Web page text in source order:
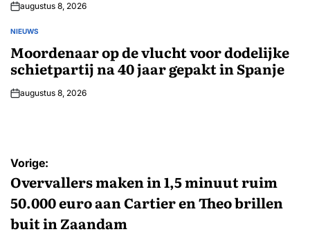
augustus 8, 2026
GEPLAATST
NIEUWS
Moordenaar op de vlucht voor dodelijke
schietpartij na 40 jaar gepakt in Spanje
augustus 8, 2026
Bericht
navigatie
Vorige:
Overvallers maken in 1,5 minuut ruim
50.000 euro aan Cartier en Theo brillen
buit in Zaandam